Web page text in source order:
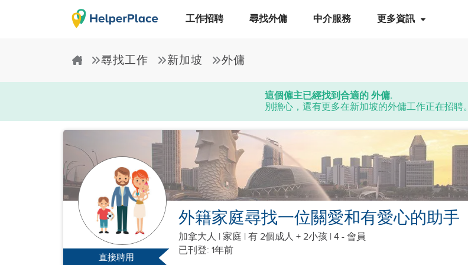
工作招聘 尋找外傭 中介服務 更多資訊
尋找工作 新加坡 外傭
這個僱主已經找到合適的 外傭.
別擔心，還有更多在新加坡的外傭工作正在招聘。
直接聘用
外籍家庭尋找一位關愛和有愛心的助手
加拿大人 | 家庭 | 有 2個成人 + 2小孩 | 4 - 會員
已刊登: 1年前